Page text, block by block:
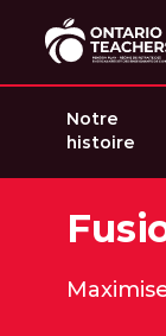
Notre
histoire